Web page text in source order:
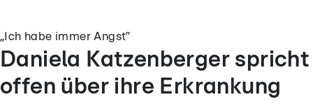
„Ich habe immer Angst”
Daniela Katzenberger spricht
offen über ihre Erkrankung